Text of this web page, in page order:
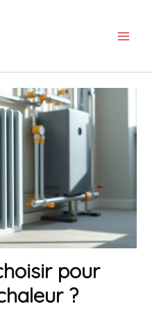
pour
?